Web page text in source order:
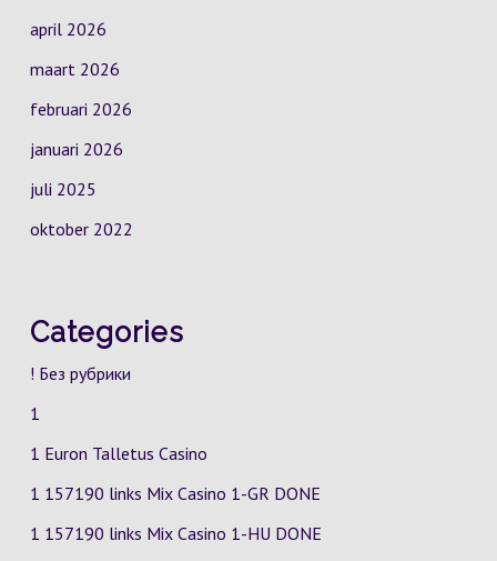
april 2026
maart 2026
februari 2026
januari 2026
juli 2025
oktober 2022
Categories
! Без рубрики
1
1 Euron Talletus Casino
1 157190 links Mix Casino 1-GR DONE
1 157190 links Mix Casino 1-HU DONE